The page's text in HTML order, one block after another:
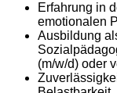
Erfahrung in
emotionalen
Ausbildung
(m/w/d) oder